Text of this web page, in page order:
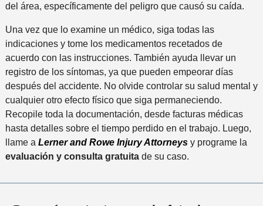
del área, específicamente del peligro que causó su caída.
Una vez que lo examine un médico, siga todas las
indicaciones y tome los medicamentos recetados de
acuerdo con las instrucciones. También ayuda llevar un
registro de los síntomas, ya que pueden empeorar días
después del accidente. No olvide controlar su salud mental y
cualquier otro efecto físico que siga permaneciendo.
Recopile toda la documentación, desde facturas médicas
hasta detalles sobre el tiempo perdido en el trabajo. Luego,
llame a Lerner and Rowe Injury Attorneys y programe la
evaluación y consulta gratuitade su caso.